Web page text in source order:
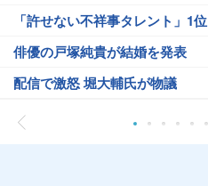
「許せない不祥事タレント」1位
俳優の戸塚純貴が結婚を発表
配信で激怒 堀大輔氏が物議